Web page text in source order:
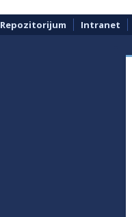
Repozitorijum Intranet